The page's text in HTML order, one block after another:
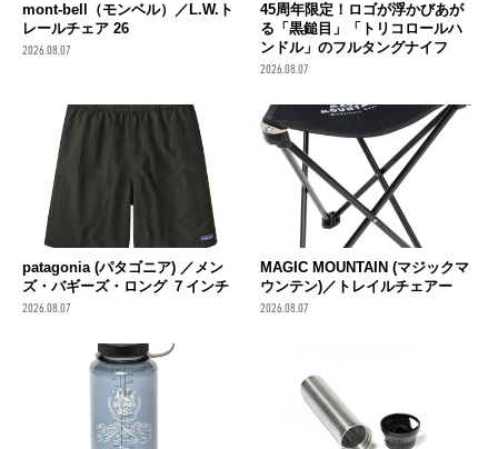
mont-bell（モンベル）／L.W.ト
レールチェア 26
2026.08.07
45周年限定！ロゴが浮かびあが
る「黒鎚目」「トリコロールハ
ンドル」のフルタングナイフ
2026.08.07
patagonia (パタゴニア) ／メン
ズ・バギーズ・ロング ７インチ
2026.08.07
MAGIC MOUNTAIN (マジックマ
ウンテン)／トレイルチェアー
2026.08.07